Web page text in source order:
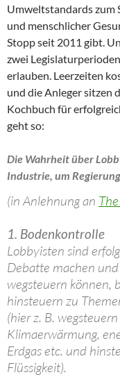
Umweltstandards zum
und menschlicher
Stopp seit 2011 gibt.
zwei
erlauben. Leerzeiten
und die Anleger sitzen
Kochbuch für
geht so:
Die Wahrheit über
Industrie, um
(in Anlehnung an
1. Bodenkontrolle
Lobbyisten sind
Debatte machen
wegsteuern können,
hinsteuern zu
(hier z. B.
Klimaerwärmung,
Erdgas etc. und
Flüssigkeit).